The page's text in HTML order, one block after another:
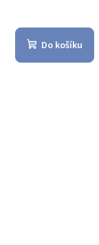
hodnocení
produktu
Do košíku